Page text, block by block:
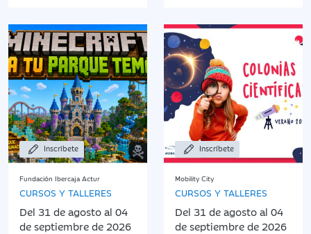
Inscríbete
Fundación Ibercaja Actur
CURSOS Y TALLERES
Del 31 de agosto al 04
de septiembre de 2026
Inscríbete
Mobility City
CURSOS Y TALLERES
Del 31 de agosto al 04
de septiembre de 2026